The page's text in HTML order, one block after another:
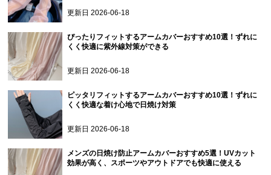
更新日2026-06-18
ぴったりフィットするアームカバーおすすめ10選！ずれに
くく快適に紫外線対策ができる
更新日2026-06-18
ピッタリフィットするアームカバーおすすめ10選！ずれに
くく快適な着け心地で日焼け対策
更新日2026-06-18
メンズの日焼け防止アームカバーおすすめ5選！UVカット
効果が高く、スポーツやアウトドアでも快適に使える